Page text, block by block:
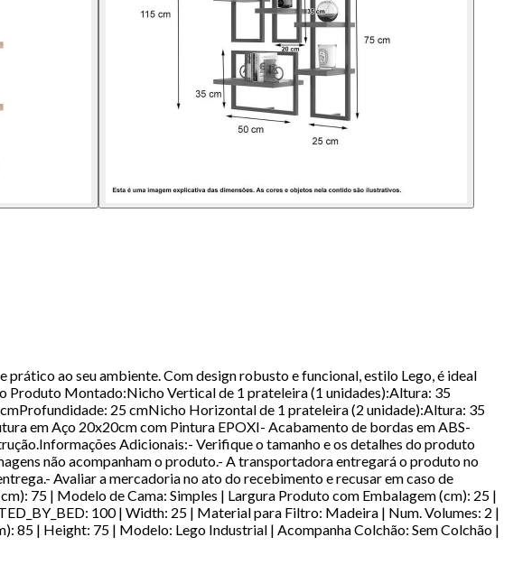
ao seu ambiente. Com design robusto e funcional, estilo Lego, é ideal
Produto Montado:Nicho Vertical de 1 prateleira (1 unidades):Altura: 35
25 cmNicho Horizontal de 1 prateleira (2 unidade):Altura: 35
em Aço 20x20cm com Pintura EPOXI- Acabamento de bordas em ABS-
Adicionais:- Verifique o tamanho e os detalhes do produto
não acompanham o produto.- A transportadora entregará o produto no
Avaliar a mercadoria no ato do recebimento e recusar em caso de
75 | Modelo de Cama: Simples | Largura Produto com Embalagem (cm): 25 |
100 | Width: 25 | Material para Filtro: Madeira | Num. Volumes: 2 |
85 | Height: 75 | Modelo: Lego Industrial | Acompanha Colchão: Sem Colchão |